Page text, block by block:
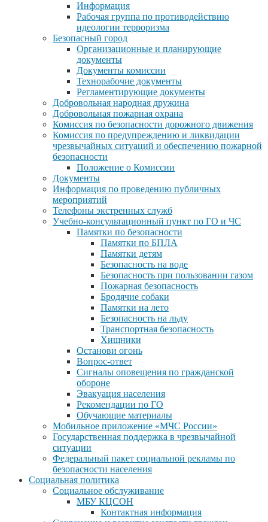
Информация
Рабочая группа по противодействию
идеологии терроризма
Безопасный город
Организационные и планирующие
документы
Документы комиссии
Технорабочие документы
Регламентирующие документы
Добровольная народная дружина
Добровольная пожарная охрана
Комиссия по безопасности дорожного движения
Комиссия по предупреждению и ликвидации
чрезвычайных ситуаций и обеспечению пожарной
безопасности
Положение о Комиссии
Документы
Информация по проведению публичных
мероприятий
Телефоны экстренных служб
Учебно-консультационный пункт по ГО и ЧС
Памятки по безопасности
Памятки по БПЛА
Памятки детям
Безопасность на воде
Безопасность при пользовании газом
Пожарная безопасность
Бродячие собаки
Памятки на лето
Безопасность на льду
Транспортная безопасность
Хищники
Останови огонь
Вопрос-ответ
Сигналы оповещения по гражданской
обороне
Эвакуация населения
Рекомендации по ГО
Обучающие материалы
Мобильное приложение «МЧС России»
Государственная поддержка в чрезвычайной
ситуации
Федеральный пакет социальной рекламы по
безопасности населения
Социальная политика
Социальное обслуживание
МБУ КЦСОН
Контактная информация